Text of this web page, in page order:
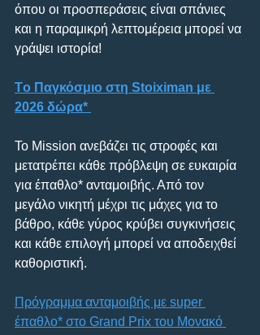
όπου οι προσπεράσεις είναι σπάνιες
και η παραμικρή λεπτομέρεια μπορεί να
γράψει ιστορία!
Tο Παγκόσμιο στη Stoiximan με
2026 δώρα*
Το Mission ανεβάζει τις στροφές και
μετατρέπει κάθε πρόβλεψη σε ευκαιρία
για έπαθλο* ανταμοιβής. Από τον
μεγάλο νικητή μέχρι τις μάχες για το
βάθρο, κάθε γύρος κρύβει συγκινήσεις
και κάθε επιλογή μπορεί να αποδειχθεί
καθοριστική.
Πρόγραμμα ανταμοιβής με super
έπαθλο* στo Grand Prix του Μονακό